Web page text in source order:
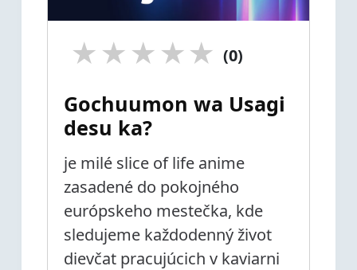
★
★
★
★
★ (0)
Gochuumon wa Usagi
desu ka?
je milé slice of life anime
zasadené do pokojného
európskeho mestečka, kde
sledujeme každodenný život
dievčat pracujúcich v kaviarni